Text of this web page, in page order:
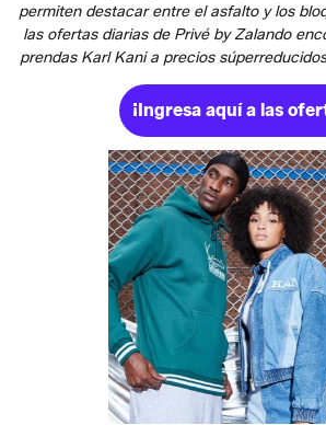
permiten destacar entre el asfalto y los
las ofertas diarias de Privé by Zalando
prendas Karl Kani a precios
¡Ingresa aquí a las